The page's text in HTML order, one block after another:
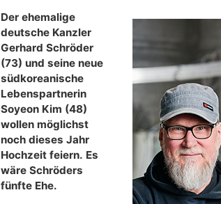
Der ehemalige
deutsche Kanzler
Gerhard Schröder
(73) und seine neue
südkoreanische
Lebenspartnerin
Soyeon Kim (48)
wollen möglichst
noch dieses Jahr
Hochzeit feiern. Es
wäre Schröders
fünfte Ehe.